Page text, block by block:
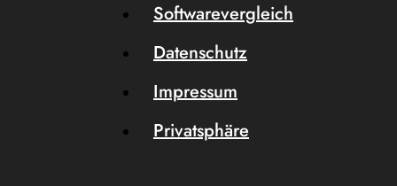
Softwarevergleich
Datenschutz
Impressum
Privatsphäre